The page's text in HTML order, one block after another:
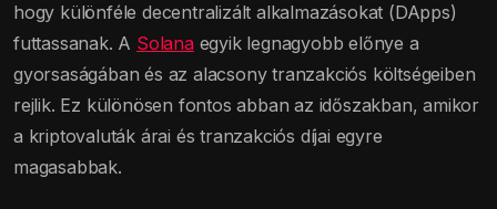
hogy különféle decentralizált alkalmazásokat (DApps)
futtassanak. A Solanaegyik legnagyobb előnye a
gyorsaságában és az alacsony tranzakciós költségeiben
rejlik. Ez különösen fontos abban az időszakban, amikor
a kriptovaluták árai és tranzakciós díjai egyre
magasabbak.